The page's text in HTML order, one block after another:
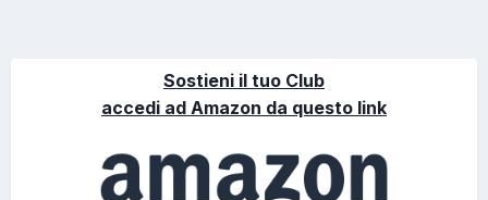
Sostieni il tuo Club
accedi ad Amazon da questo link